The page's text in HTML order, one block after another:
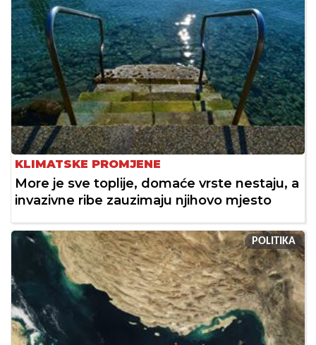
KLIMATSKE PROMJENE
More je sve toplije, domaće vrste nestaju, a
invazivne ribe zauzimaju njihovo mjesto
POLITIKA